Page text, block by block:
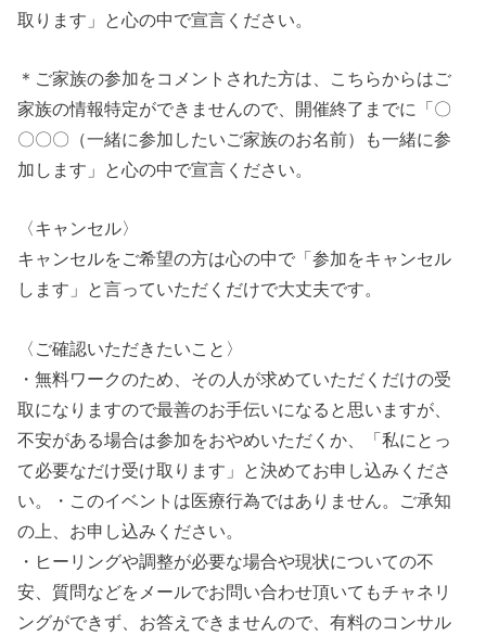
取ります」と心の中で宣言ください。
＊ご家族の参加をコメントされた方は、こちらからはご
家族の情報特定ができませんので、開催終了までに「〇
〇〇〇（一緒に参加したいご家族のお名前）も一緒に参
加します」と心の中で宣言ください。
〈キャンセル〉
キャンセルをご希望の方は心の中で「参加をキャンセル
します」と言っていただくだけで大丈夫です。
〈ご確認いただきたいこと〉
・無料ワークのため、その人が求めていただくだけの受
取になりますので最善のお手伝いになると思いますが、
不安がある場合は参加をおやめいただくか、「私にとっ
て必要なだけ受け取ります」と決めてお申し込みくださ
い。・このイベントは医療行為ではありません。ご承知
の上、お申し込みください。
・ヒーリングや調整が必要な場合や現状についての不
安、質問などをメールでお問い合わせ頂いてもチャネリ
ングができず、お答えできませんので、有料のコンサル